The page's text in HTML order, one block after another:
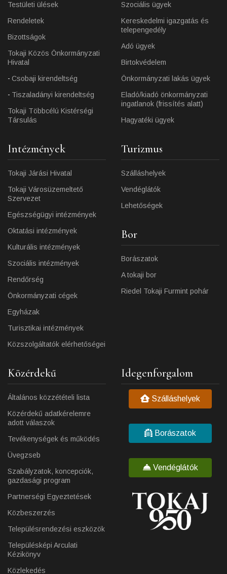
Testületi ülések
Rendeletek
Bizottságok
Tokaji Közös Önkormányzati
Hivatal
Csobaji kirendeltség
Tiszaladányi kirendeltség
Tokaji Többcélú Kistérségi
Társulás
Szociális ügyek
Kereskedelmi igazgatás és
telepengedély
Adó ügyek
Birtokvédelem
Önkormányzati lakás ügyek
Eladó/kiadó önkormányzati
ingatlanok (frissítés alatt)
Hagyatéki ügyek
Intézmények
Tokaji Járási Hivatal
Tokaji Városüzemeltető
Szervezet
Egészségügyi intézmények
Oktatási intézmények
Kulturális intézmények
Szociális intézmények
Rendőrség
Önkormányzati cégek
Egyházak
Turisztikai intézmények
Közszolgáltatók elérhetőségei
Turizmus
Szálláshelyek
Vendéglátók
Lehetőségek
Bor
Borászatok
A tokaji bor
Riedel Tokaji Furmint pohár
Közérdekű
Általános közzétételi lista
Közérdekű adatkérelemre
adott válaszok
Tevékenységek és működés
Üvegzseb
Szabályzatok, koncepciók,
gazdasági program
Partnerségi Egyeztetések
Közbeszerzés
Településrendezési eszközök
Településképi Arculati
Kézikönyv
Közlekedés
Idegenforgalom
Szálláshelyek
Borászatok
Vendéglátók